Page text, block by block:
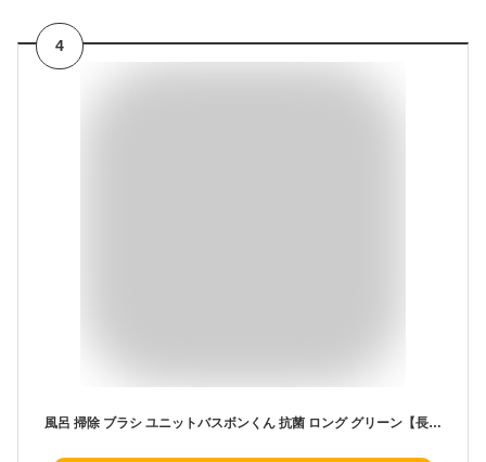
4
風呂 掃除 ブラシ ユニットバスボンくん 抗菌 ロング グリーン【長い柄で屈まずラクラク風呂掃除！】